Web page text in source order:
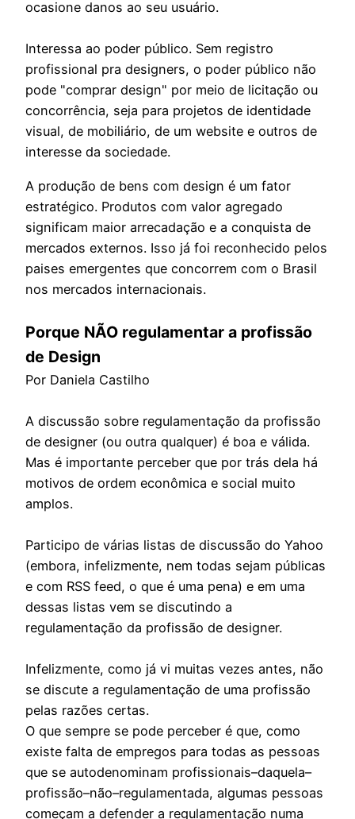
ocasione danos ao seu usuário.
Interessa ao poder público. Sem registro
profissional pra designers, o poder público não
pode "comprar design" por meio de licitação ou
concorrência, seja para projetos de identidade
visual, de mobiliário, de um website e outros de
interesse da sociedade.
A produção de bens com design é um fator
estratégico. Produtos com valor agregado
significam maior arrecadação e a conquista de
mercados externos. Isso já foi reconhecido pelos
paises emergentes que concorrem com o Brasil
nos mercados internacionais.
Porque NÃO regulamentar a profissão
de Design
Por Daniela Castilho
A discussão sobre regulamentação da profissão
de designer (ou outra qualquer) é boa e válida.
Mas é importante perceber que por trás dela há
motivos de ordem econômica e social muito
amplos.
Participo de várias listas de discussão do Yahoo
(embora, infelizmente, nem todas sejam públicas
e com RSS feed, o que é uma pena) e em uma
dessas listas vem se discutindo a
regulamentação da profissão de designer.
Infelizmente, como já vi muitas vezes antes, não
se discute a regulamentação de uma profissão
pelas razões certas.
O que sempre se pode perceber é que, como
existe falta de empregos para todas as pessoas
que se autodenominam profissionais–daquela–
profissão–não–regulamentada, algumas pessoas
começam a defender a regulamentação numa